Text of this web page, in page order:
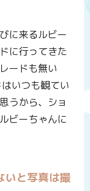
に来るルビー
に行ってきた
ードも無い
いつも観てい
うから、ショ
ビーちゃんに
いと写真は撮